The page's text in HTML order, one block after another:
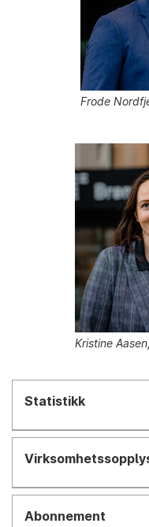
Frode
Kristine
Statistikk
Abonnement